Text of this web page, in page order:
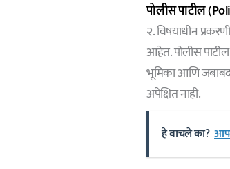
पोलीस पाटील
२. विषयाधीन
आहेत. पोलीस पाटील
भूमिका आणि
अपेक्षित नाही.
हे वाचले का?